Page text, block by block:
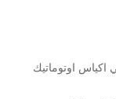
اكياس اوتوماتيك